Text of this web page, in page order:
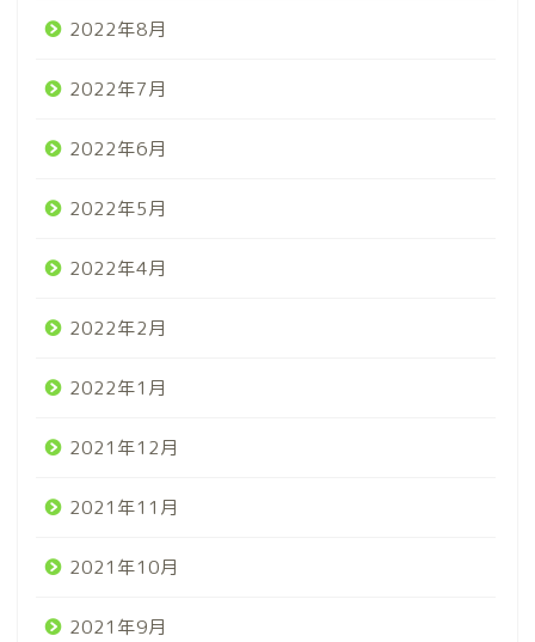
2022年8月
2022年7月
2022年6月
2022年5月
2022年4月
2022年2月
2022年1月
2021年12月
2021年11月
2021年10月
2021年9月